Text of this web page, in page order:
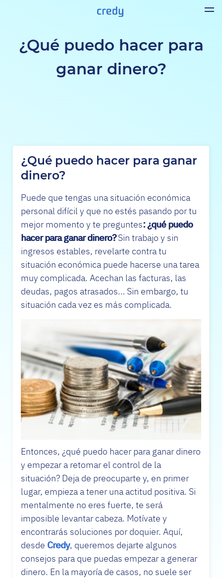
¿Qué puedo hacer para
ganar dinero?
¿Qué puedo hacer para ganar
dinero?
Puede que tengas una situación económica
personal difícil y que no estés pasando por tu
mejor momento y te preguntes: ¿qué puedo
hacer para ganar dinero?Sin trabajo y sin
ingresos estables, revelarte contra tu
situación económica puede hacerse una tarea
muy complicada. Acechan las facturas, las
deudas, pagos atrasados… Sin embargo, tu
situación cada vez es más complicada.
Entonces, ¿qué puedo hacer para ganar dinero
y empezar a retomar el control de la
situación? Deja de preocuparte y, en primer
lugar, empieza a tener una actitud positiva. Si
mentalmente no eres fuerte, te será
imposible levantar cabeza. Motívate y
encontrarás soluciones por doquier. Aquí,
desde Credy, queremos dejarte algunos
consejos para que puedas empezar a generar
dinero. En la mayoría de casos, no suele ser